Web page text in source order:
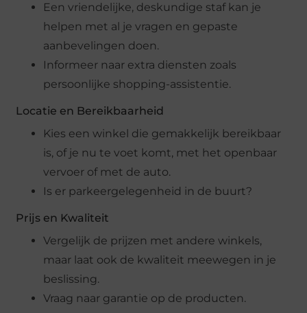
Een vriendelijke, deskundige staf kan je
helpen met al je vragen en gepaste
aanbevelingen doen.
Informeer naar extra diensten zoals
persoonlijke shopping-assistentie.
Locatie en Bereikbaarheid
Kies een winkel die gemakkelijk bereikbaar
is, of je nu te voet komt, met het openbaar
vervoer of met de auto.
Is er parkeergelegenheid in de buurt?
Prijs en Kwaliteit
Vergelijk de prijzen met andere winkels,
maar laat ook de kwaliteit meewegen in je
beslissing.
Vraag naar garantie op de producten.